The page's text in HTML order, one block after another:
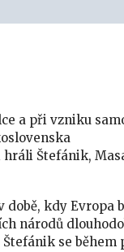
a při vzniku
Štefánik,
kdy Evropa
národů
se